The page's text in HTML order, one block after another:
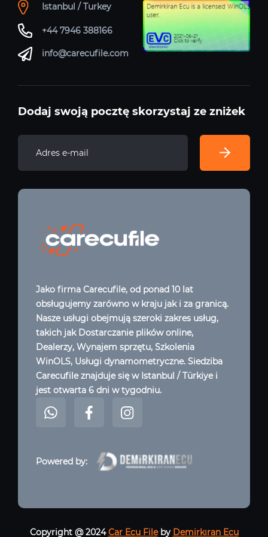
Istanbul / Turkey
+44 7946 388166
info@carecufile.com
Dodaj swoją pocztę skorzystaj ze zniżek
Jako firma Carecufile, od ponad 10 lat
obsługujemy zarówno w kraju jak i za granicą.
Nasze usługi obejmują szeroki zakres usług,
takich jak Dostarczanie plików online,
Dealerzy, Wynajem sprzętu, Szkolenia
WinOLS, Usługi dynamometryczne. Siedziba
Carecufile znajduje się w Istanbul / Türkiye i
jest otwarta 6 dni w tygodniu.
Powered by:
Copyright @ 2024Car Ecu Fileby Demirkıran Ecu